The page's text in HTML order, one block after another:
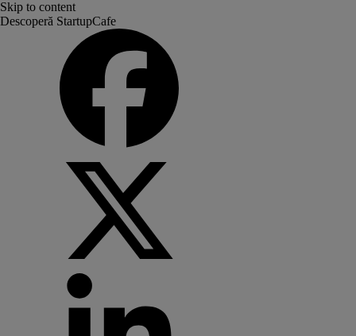
Skip to content
Descoperă StartupCafe